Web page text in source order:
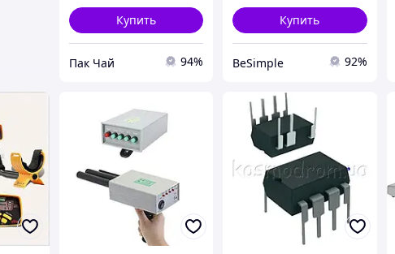
Купить
Пак Чай 94%
Купить
BeSimple 92%